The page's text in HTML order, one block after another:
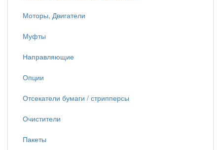
Моторы, Двигатели
Муфты
Направляющие
Опции
Отсекатели бумаги / стрипперсы
Очистители
Пакеты